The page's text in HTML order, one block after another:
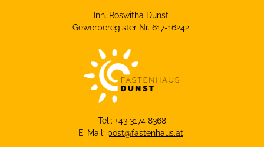
Inh. Roswitha Dunst
Gewerberegister Nr. 617-16242
Tel.: +43 3174 8368
E-Mail: post@fastenhaus.at